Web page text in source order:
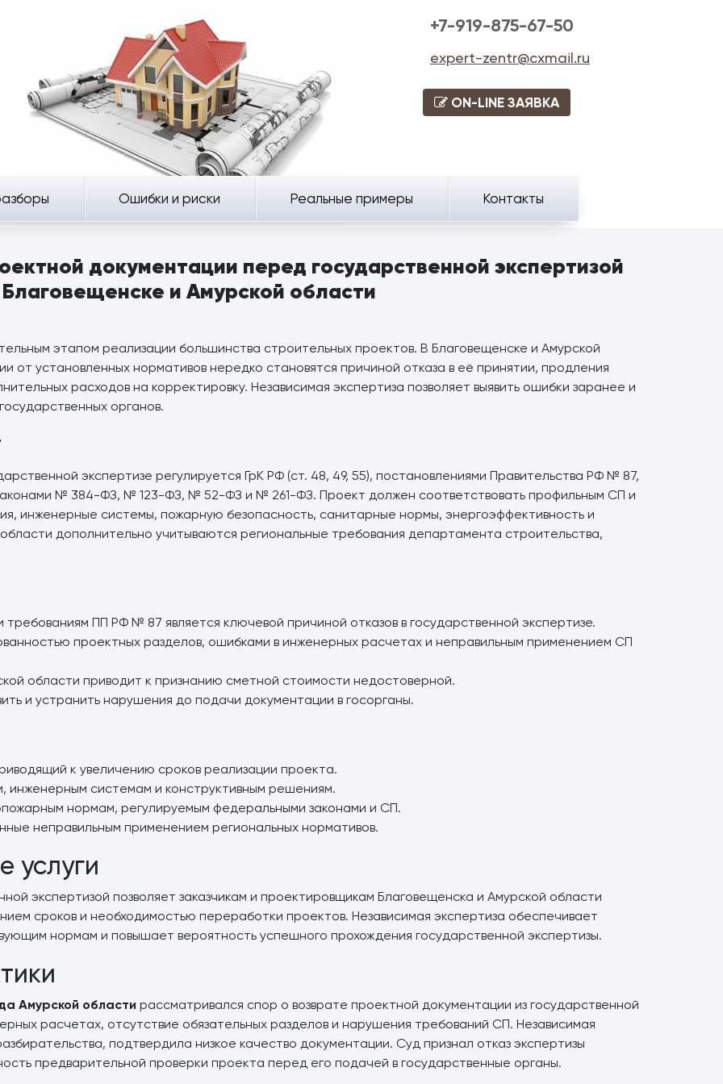
+7-919-875-67-50
expert-zentr@cxmail.ru
ON-LINE ЗАЯВКА
Ошибки и риски Реальные примеры Контакты
документации перед государственной экспертизой
и Амурской области
этапом реализации большинства строительных проектов. В Благовещенске и Амурской
от установленных нормативов нередко становятся причиной отказа в её принятии, продления
расходов на корректировку. Независимая экспертиза позволяет выявить ошибки заранее и
органов.
экспертизе регулируется ГрК РФ (ст. 48, 49, 55), постановлениями Правительства РФ № 87,
№ 384-ФЗ, № 123-ФЗ, № 52-ФЗ и № 261-ФЗ. Проект должен соответствовать профильным СП и
инженерные системы, пожарную безопасность, санитарные нормы, энергоэффективность и
дополнительно учитываются региональные требования департамента строительства,
ПП РФ № 87 является ключевой причиной отказов в государственной экспертизе.
проектных разделов, ошибками в инженерных расчетах и неправильным применением СП
области приводит к признанию сметной стоимости недостоверной.
и устранить нарушения до подачи документации в госорганы.
к увеличению сроков реализации проекта.
инженерным системам и конструктивным решениям.
нормам, регулируемым федеральными законами и СП.
неправильным применением региональных нормативов.
услуги
экспертизой позволяет заказчикам и проектировщикам Благовещенска и Амурской области
сроков и необходимостью переработки проектов. Независимая экспертиза обеспечивает
нормам и повышает вероятность успешного прохождения государственной экспертизы.
Амурской области рассматривался спор о возврате проектной документации из государственной
расчетах, отсутствие обязательных разделов и нарушения требований СП. Независимая
подтвердила низкое качество документации. Суд признал отказ экспертизы
предварительной проверки проекта перед его подачей в государственные органы.